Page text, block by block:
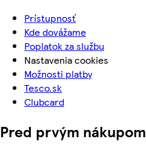
Prístupnosť
Kde dovážame
Poplatok za službu
Nastavenia cookies
Možnosti platby
Tesco.sk
Clubcard
Pred prvým nákupom